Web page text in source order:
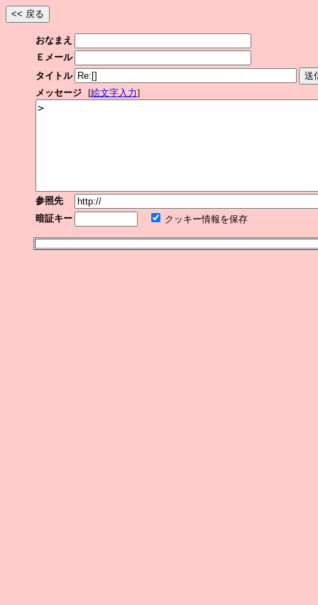
おなまえ
Ｅメール
タイトル
メッセージ
[絵文字入力]
参照先
暗証キー
クッキー情報を保存